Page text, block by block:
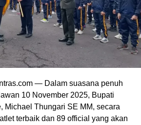
— Dalam suasana penuh
10 November 2025, Bupati
Michael Thungari SE MM, secara
terbaik dan 89 official yang akan